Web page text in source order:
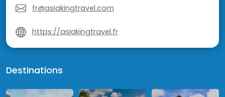
fr@asiakingtravel.com
https://asiakingtravel.fr
Destinations